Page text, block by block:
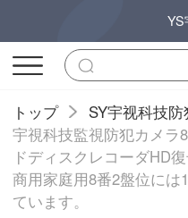
YS
トップ
SY宇视科技防
宇視科技監視防犯カメラ
ドディスクレコーダHD
商用家庭用8番2盤位に
ています。